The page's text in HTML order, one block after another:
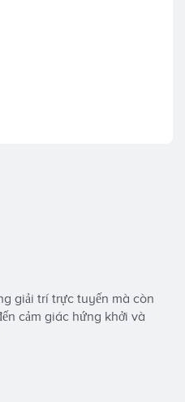
cảm giác hứng khởi và